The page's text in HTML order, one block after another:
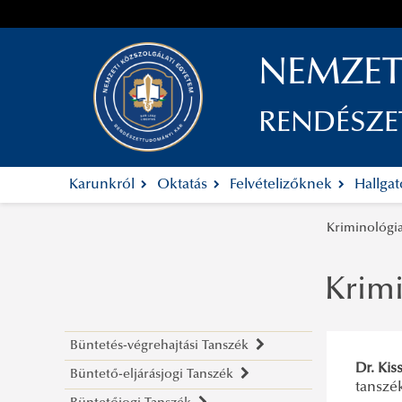
Karunkról Oktatás Felvételizőknek
Büntetés-végrehajtási Tanszék
Rólunk
Büntető-eljárásjogi Tanszék
Dr.